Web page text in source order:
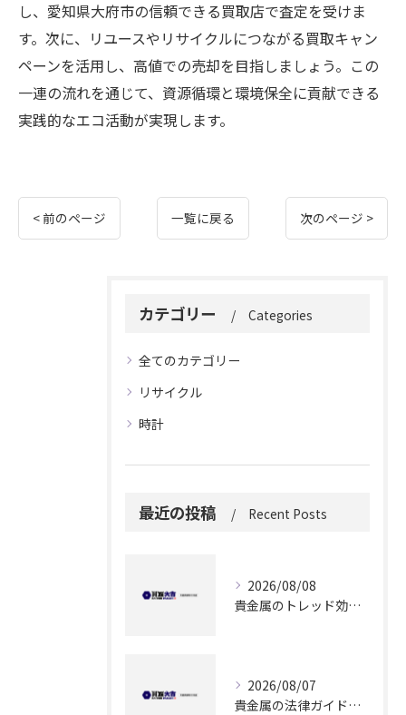
し、愛知県大府市の信頼できる買取店で査定を受けま
す。次に、リユースやリサイクルにつながる買取キャン
ペーンを活用し、高値での売却を目指しましょう。この
一連の流れを通じて、資源循環と環境保全に貢献できる
実践的なエコ活動が実現します。
< 前のページ 一覧に戻る 次のページ >
カテゴリー Categories
全てのカテゴリー
リサイクル
時計
最近の投稿 Recent Posts
2026/08/08
貴金属のトレッド効果を徹底解説愛知県大府市の価値ある買取情報まとめ
2026/08/07
貴金属の法律ガイドで大府市で安心して買取を利用するためのチェックポイント